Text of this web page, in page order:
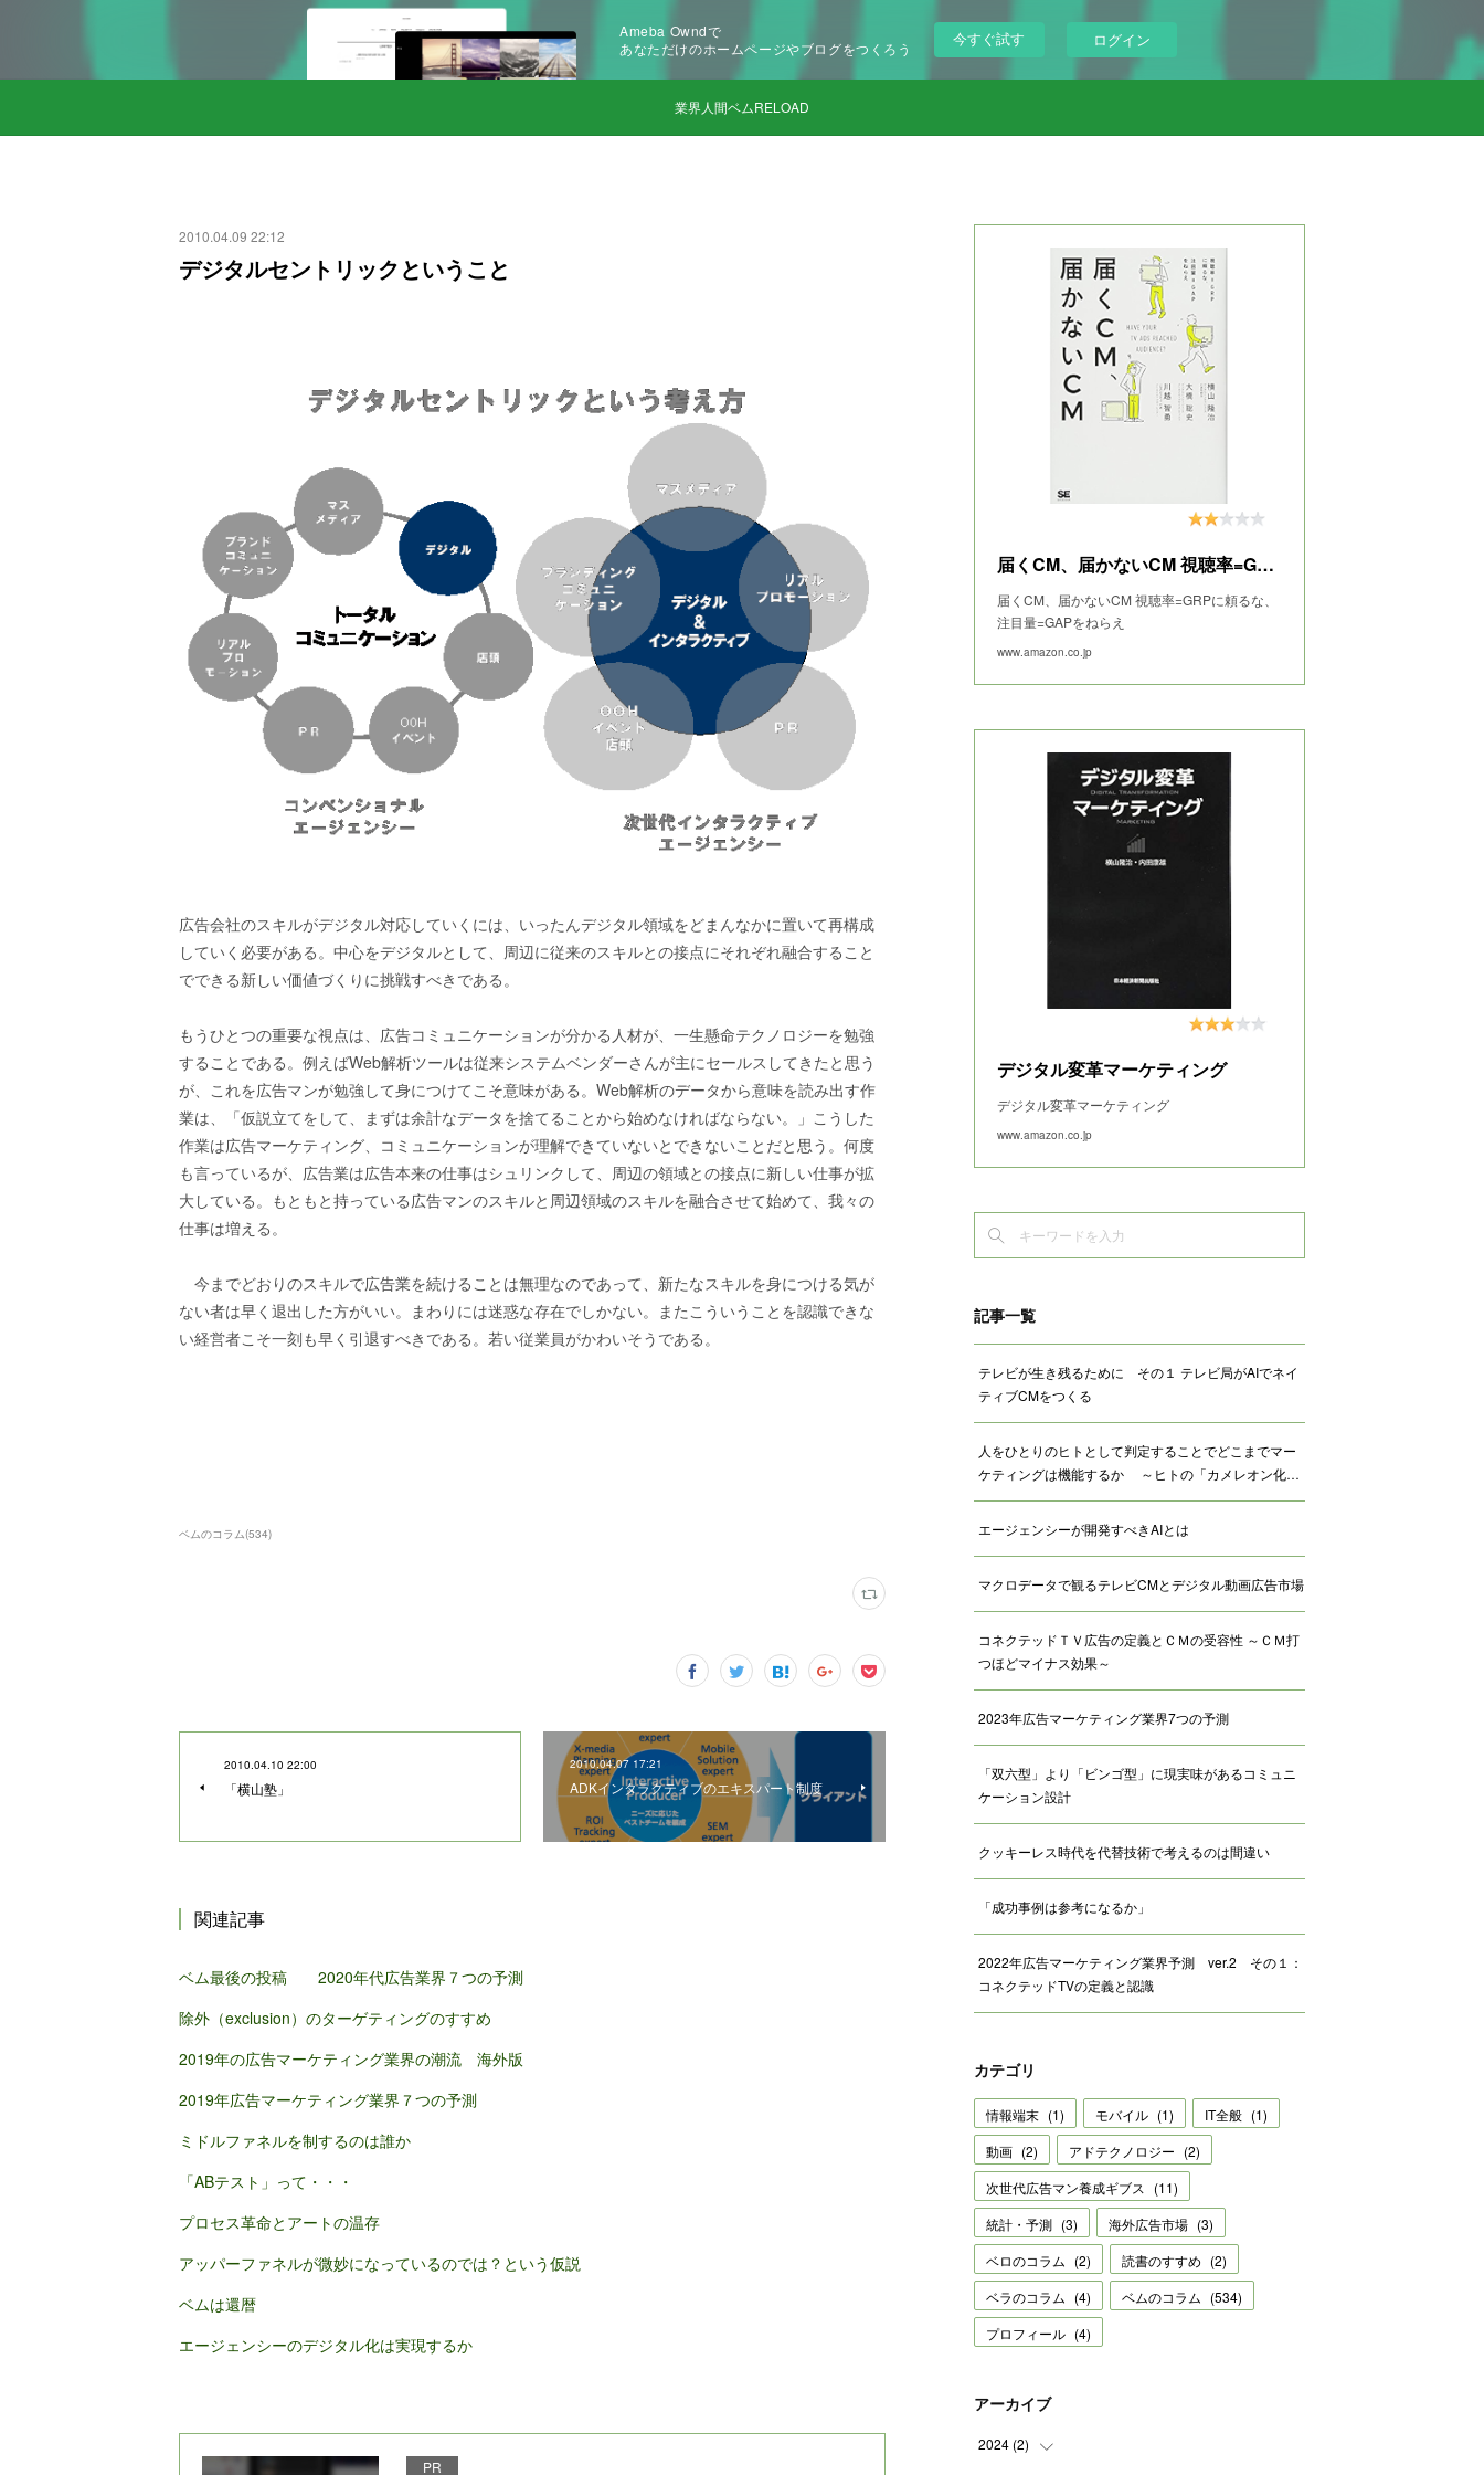
Ameba Owndで
あなただけのホームページやブログをつくろう
今すぐ試す ログイン
業界人間ベムRELOAD
2010.04.09 22:12
デジタルセントリックということ
広告会社のスキルがデジタル対応していくには、いったんデジタル領域をどまんなかに置いて再構成
していく必要がある。中心をデジタルとして、周辺に従来のスキルとの接点にそれぞれ融合すること
でできる新しい価値づくりに挑戦すべきである。
もうひとつの重要な視点は、広告コミュニケーションが分かる人材が、一生懸命テクノロジーを勉強
することである。例えばWeb解析ツールは従来システムベンダーさんが主にセールスしてきたと思う
が、これを広告マンが勉強して身につけてこそ意味がある。Web解析のデータから意味を読み出す作
業は、「仮説立てをして、まずは余計なデータを捨てることから始めなければならない。」こうした
作業は広告マーケティング、コミュニケーションが理解できていないとできないことだと思う。何度
も言っているが、広告業は広告本来の仕事はシュリンクして、周辺の領域との接点に新しい仕事が拡
大している。もともと持っている広告マンのスキルと周辺領域のスキルを融合させて始めて、我々の
仕事は増える。
今までどおりのスキルで広告業を続けることは無理なのであって、新たなスキルを身につける気が
ない者は早く退出した方がいい。まわりには迷惑な存在でしかない。またこういうことを認識できな
い経営者こそ一刻も早く引退すべきである。若い従業員がかわいそうである。
ベムのコラム(534)
2010.04.10 22:00
「横山塾」
2010.04.07 17:21
ADKインタラクティブのエキスパート制度
関連記事
ベム最後の投稿 2020年代広告業界７つの予測
除外（exclusion）のターゲティングのすすめ
2019年の広告マーケティング業界の潮流 海外版
2019年広告マーケティング業界７つの予測
ミドルファネルを制するのは誰か
「ABテスト」って・・・
プロセス革命とアートの温存
アッパーファネルが微妙になっているのでは？という仮説
ベムは還暦
エージェンシーのデジタル化は実現するか
PR
届くCM、届かないCM 視聴率=GRPに頼るな、注目量=GAPをねらえ
届くCM、届かないCM 視聴率=GRPに頼るな、
注目量=GAPをねらえ
www.amazon.co.jp
デジタル変革マーケティング
デジタル変革マーケティング
www.amazon.co.jp
記事一覧
テレビが生き残るために その１ テレビ局がAIでネイ
ティブCMをつくる
人をひとりのヒトとして判定することでどこまでマー
ケティングは機能するか ～ヒトの「カメレオン化…
エージェンシーが開発すべきAIとは
マクロデータで観るテレビCMとデジタル動画広告市場
コネクテッドＴＶ広告の定義とＣＭの受容性 ～ＣＭ打
つほどマイナス効果～
2023年広告マーケティング業界7つの予測
「双六型」より「ビンゴ型」に現実味があるコミュニ
ケーション設計
クッキーレス時代を代替技術で考えるのは間違い
「成功事例は参考になるか」
2022年広告マーケティング業界予測 ver.2 その１：
コネクテッドTVの定義と認識
カテゴリ
情報端末 (1) モバイル (1) IT全般 (1)
動画 (2) アドテクノロジー (2)
次世代広告マン養成ギブス
(11)
統計・予測 (3) 海外広告市場 (3)
ベロのコラム (2) 読書のすすめ (2)
ベラのコラム (4) ベムのコラム (534)
プロフィール (4)
アーカイブ
2024 (2)